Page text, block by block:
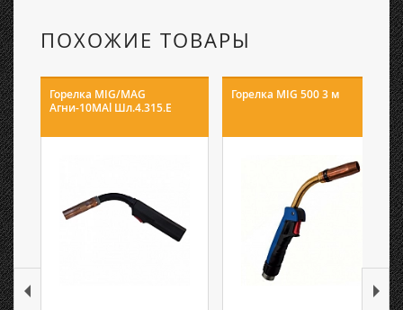
ПОХОЖИЕ ТОВАРЫ
Горелка MIG/MAG
Агни-10МAl Шл.4.315.Е
Горелка MIG 500 3 м